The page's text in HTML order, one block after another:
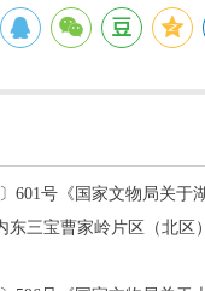
601号《国家文物局关于
东三宝曹家岭片区（北区